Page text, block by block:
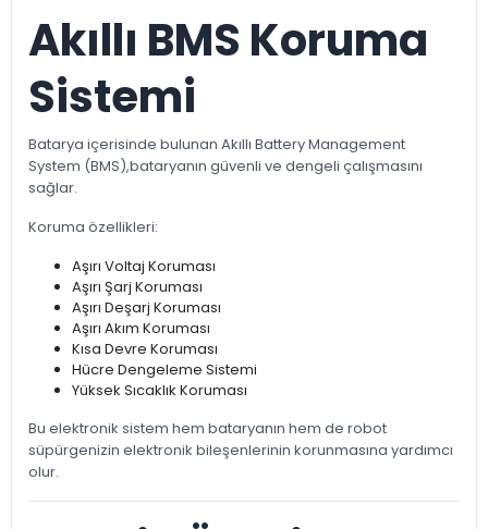
Akıllı BMS Koruma
Sistemi
Batarya içerisinde bulunan Akıllı Battery Management
System (BMS),bataryanın güvenli ve dengeli çalışmasını
sağlar.
Koruma özellikleri:
Aşırı Voltaj Koruması
Aşırı Şarj Koruması
Aşırı Deşarj Koruması
Aşırı Akım Koruması
Kısa Devre Koruması
Hücre Dengeleme Sistemi
Yüksek Sıcaklık Koruması
Bu elektronik sistem hem bataryanın hem de robot
süpürgenizin elektronik bileşenlerinin korunmasına yardımcı
olur.